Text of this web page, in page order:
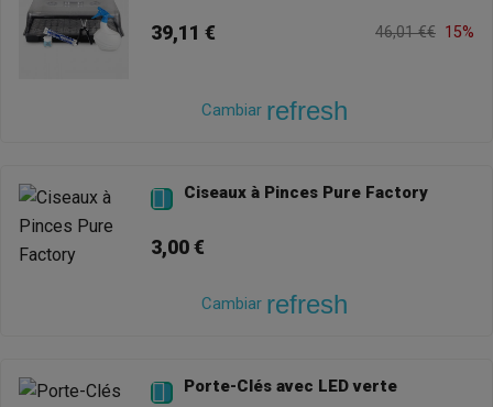
39,11 € 46,01 €€ 15%
Cambiar refresh
 Ciseaux à Pinces Pure Factory
3,00 €
Cambiar refresh
 Porte-Clés avec LED verte